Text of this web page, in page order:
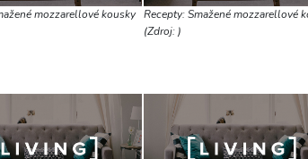
mozzarellové kousky Recepty: Smažené mozzarellové
(Zdroj: )